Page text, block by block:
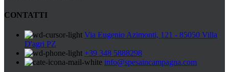
CONTATTI
Via Eugenio Azimonti, 121 - 85050 Villa
D'agri PZ
+39 348 5888298
info@spesaincampagna.com